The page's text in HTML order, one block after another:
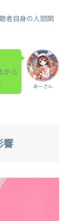
者自身の人間関
あーさん
から
響